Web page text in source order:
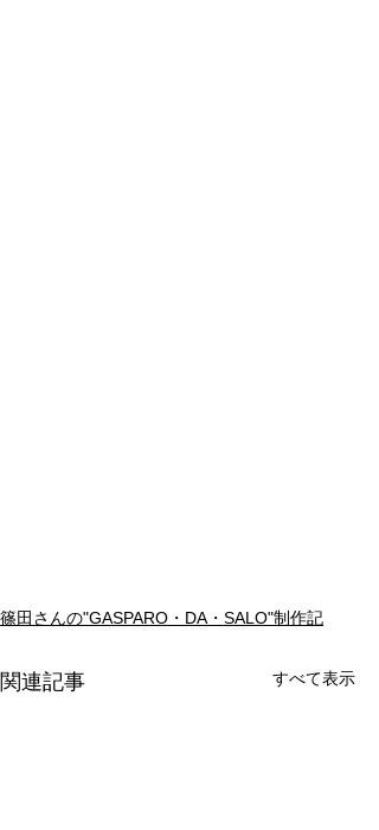
篠田さんの"GASPARO・DA・SALO"制作記
関連記事 すべて表示